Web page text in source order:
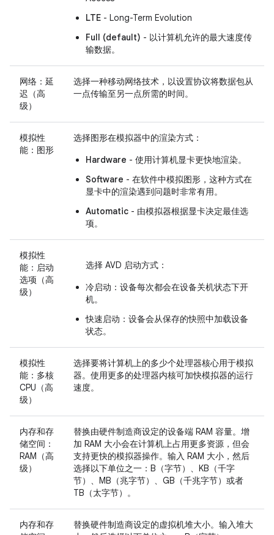
LTE - Long-Term Evolution
Full (default) - 以计算机允许的最大速度传
输数据。
网络：延
迟（高
级）
选择一种移动网络技术，以设置协议将数据包从
一点传输至另一点所需的时间。
模拟性
能：图形
选择图形在模拟器中的渲染方式：
Hardware - 使用计算机显卡更快地渲染。
Software - 在软件中模拟图形，这种方式在
显卡中的渲染遇到问题时非常有用。
Automatic - 由模拟器根据显卡决定最佳选
项。
模拟性
能：启动
选项（高
级）
选择 AVD 启动方式：
冷启动 ：设备每次都会在设备关机状态下开
机。
快速启动 ：设备会从保存的快照中加载设备
状态。
模拟性
能：多核
CPU（高
级）
选择要将计算机上的多少个处理器核心用于模拟
器。使用更多的处理器内核可加快模拟器的运行
速度。
内存和存
储空间：
RAM（高
级）
替换由硬件制造商设定的设备端 RAM 容量。增
加 RAM 大小会在计算机上占用更多资源，但会
支持更快的模拟器操作。输入 RAM 大小，然后
选择以下单位之一：B（字节）、KB（千字
节）、MB（兆字节）、GB（千兆字节）或者
TB（太字节）。
内存和存
替换硬件制造商设定的虚拟机堆大小。输入堆大